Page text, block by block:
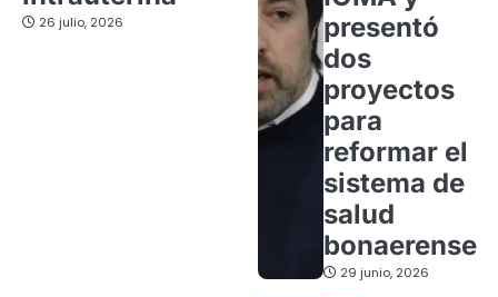
26 julio, 2026
presentó
dos
proyectos
para
reformar el
sistema de
salud
bonaerense
29 junio, 2026